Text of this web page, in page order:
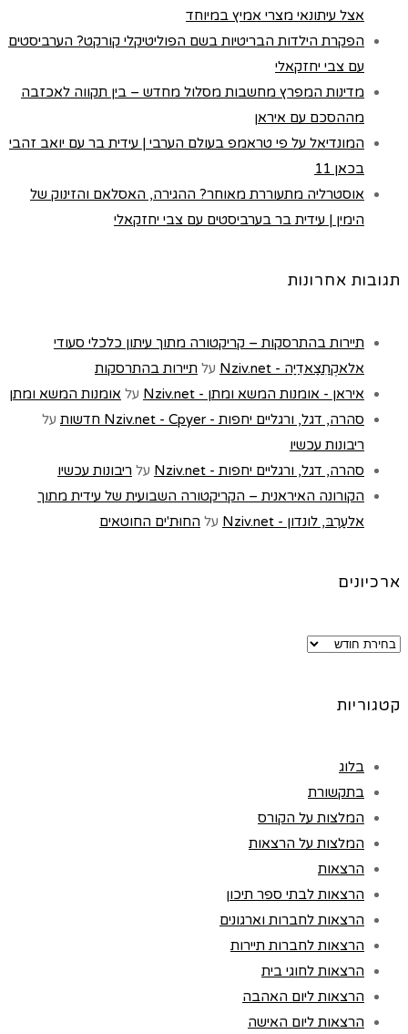
אצל עיתונאי מצרי אמיץ במיוחד
הפקרת הילדות הבריטיות בשם הפוליטיקלי קורקט? הערביסטים
עם צבי יחזקאלי
מדינות המפרץ מחשבות מסלול מחדש – בין תקווה לאכזבה
מההסכם עם איראן
המונדיאל על פי טראמפ בעולם הערבי | עידית בר עם יואב זהבי
בכאן 11
אוסטרליה מתעוררת מאוחר? ההגירה, האסלאם והזינוק של
הימין | עידית בר בערביסטים עם צבי יחזקאלי
תגובות אחרונות
תיירות בהתרסקות – קריקטורה מתוך עיתון כלכלי סעודי
אלאקְתִצַאדִיַה - Nziv.net
על תיירות בהתרסקות
איראן - אומנות המשא ומתן - Nziv.net
על אומנות המשא ומתן
סהרה, דגל, ורגליים יחפות - Nziv.net - Cpyer חדשות
על
ריבונות עכשיו
סהרה, דגל, ורגליים יחפות - Nziv.net
על ריבונות עכשיו
הקורונה האיראנית – הקריקטורה השבועית של עידית מתוך
אלעַרַבּ, לונדון - Nziv.net
על החוּת'ים החוטאים
ארכיונים
ארכיונים
קטגוריות
בלוג
בתקשורת
המלצות על הקורס
המלצות על הרצאות
הרצאות
הרצאות לבתי ספר תיכון
הרצאות לחברות וארגונים
הרצאות לחברות תיירות
הרצאות לחוגי בית
הרצאות ליום האהבה
הרצאות ליום האישה